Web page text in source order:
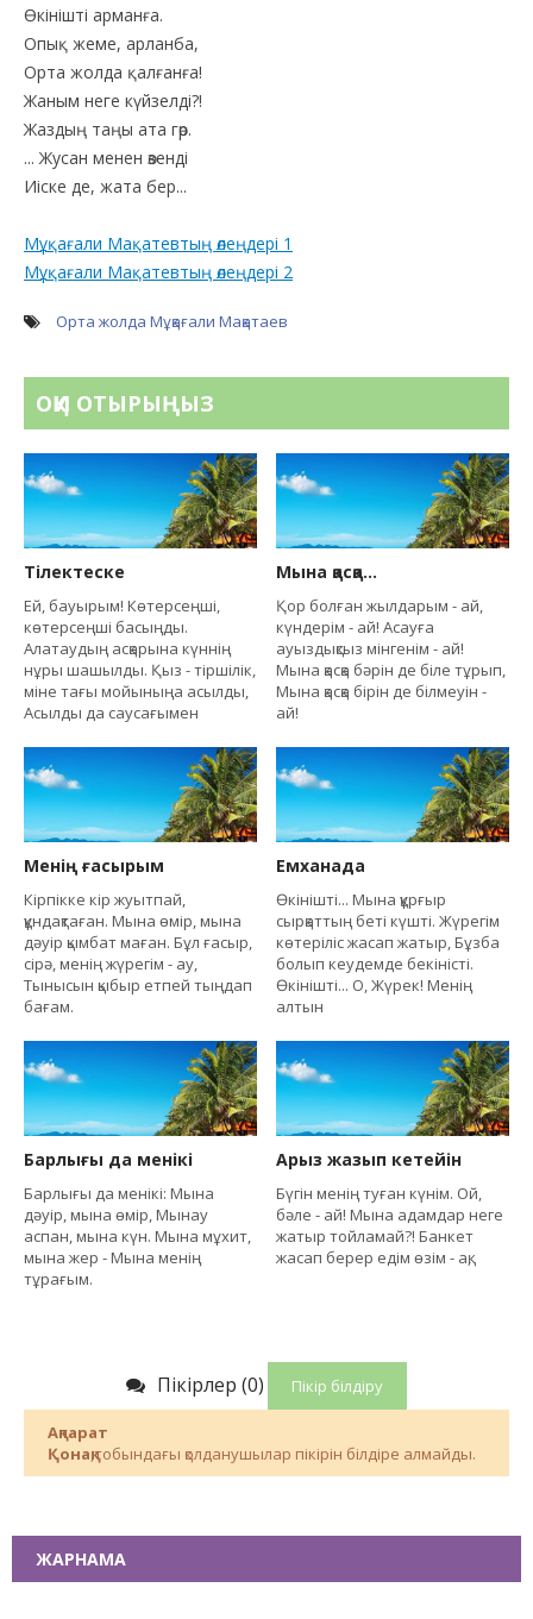
Өкінішті арманға.
Опық жеме, арланба,
Орта жолда қалғанға!
Жаным неге күйзелді?!
Жаздың таңы ата гөр.
... Жусан менен өзенді
Иіске де, жата бер...
Мұқағали Мақатевтың өлеңдері 1
Мұқағали Мақатевтың өлеңдері 2
Орта жолда Мұқағали Мақатаев
ОҚИ ОТЫРЫҢЫЗ
Тілектеске
Ей, бауырым! Көтерсеңші,
көтерсеңші басыңды.
Алатаудың асқарына күннің
нұры шашылды. Қыз - тіршілік,
міне тағы мойыныңа асылды,
Асылды да саусағымен
Мына қасқа...
Қор болған жылдарым - ай,
күндерім - ай! Асауға
ауыздықсыз мінгенім - ай!
Мына қасқа бәрін де біле тұрып,
Мына қасқа бірін де білмеуін -
ай!
Менің ғасырым
Кірпікке кір жуытпай,
құндақтаған. Мына өмір, мына
дәуір қымбат маған. Бұл ғасыр,
сірә, менің жүрегім - ау,
Тынысын қыбыр етпей тыңдап
бағам.
Емханада
Өкінішті... Мына құрғыр
сырқаттың беті күшті. Жүрегім
көтеріліс жасап жатыр, Бұзбақ
болып кеудемде бекіністі.
Өкінішті... О, Жүрек! Менің
алтын
Барлығы да менікі
Барлығы да менікі: Мына
дәуір, мына өмір, Мынау
аспан, мына күн. Мына мұхит,
мына жер - Мына менің
тұрағым.
Арыз жазып кетейін
Бүгін менің туған күнім. Ой,
бәле - ай! Мына адамдар неге
жатыр тойламай?! Банкет
жасап берер едім өзім - ақ,
Пікірлер (0) Пікір білдіру
Ақпарат
Қонақ,тобындағы қолданушылар пікірін білдіре алмайды.
ЖАРНАМА